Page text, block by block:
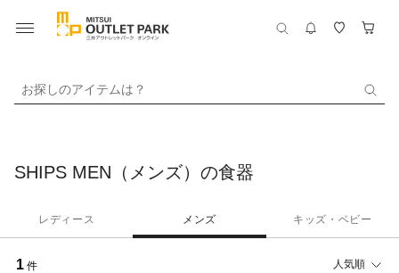
お探しのアイテムは？
SHIPS MEN（メンズ）の食器
レディース メンズ キッズ・ベビー
1 件 人気順